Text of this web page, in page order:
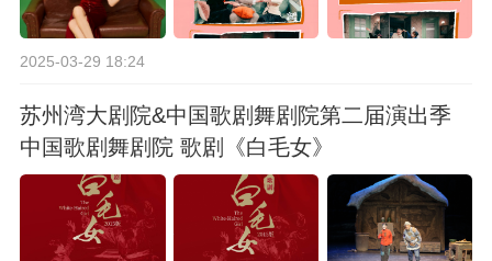
2025-03-29 18:24
苏州湾大剧院&中国歌剧舞剧院第二届演出季
中国歌剧舞剧院 歌剧《白毛女》